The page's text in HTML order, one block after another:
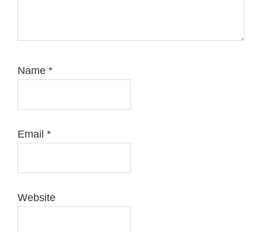
Name *
Email *
Website